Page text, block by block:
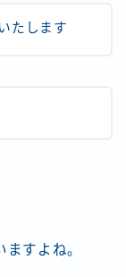
たします
すよね。